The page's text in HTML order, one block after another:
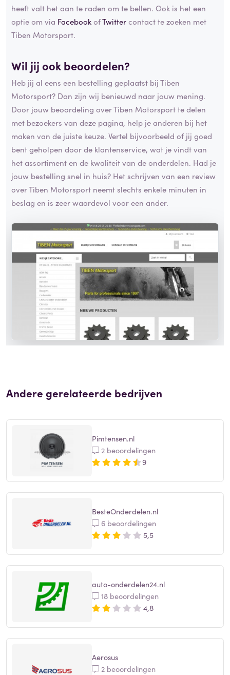
heeft valt het aan te raden om te bellen. Ook is het een
optie om via FacebookofTwittercontact te zoeken met
Tiben Motorsport.
Wil jij ook beoordelen?
Heb jij al eens een bestelling geplaatst bij Tiben
Motorsport? Dan zijn wij benieuwd naar jouw mening.
Door jouw beoordeling over Tiben Motorsport te delen
met bezoekers van deze pagina, help je anderen bij het
maken van de juiste keuze. Vertel bijvoorbeeld of jij goed
bent geholpen door de klantenservice, wat je vindt van
het assortiment en de kwaliteit van de onderdelen. Had je
jouw bestelling snel in huis? Het schrijven van een review
over Tiben Motorsport neemt slechts enkele minuten in
beslag en is zeer waardevol voor een ander.
Andere gerelateerde bedrijven
Pimtensen.nl
2 beoordelingen
9
BesteOnderdelen.nl
6 beoordelingen
5,5
auto-onderdelen24.nl
18 beoordelingen
4,8
Aerosus
2 beoordelingen